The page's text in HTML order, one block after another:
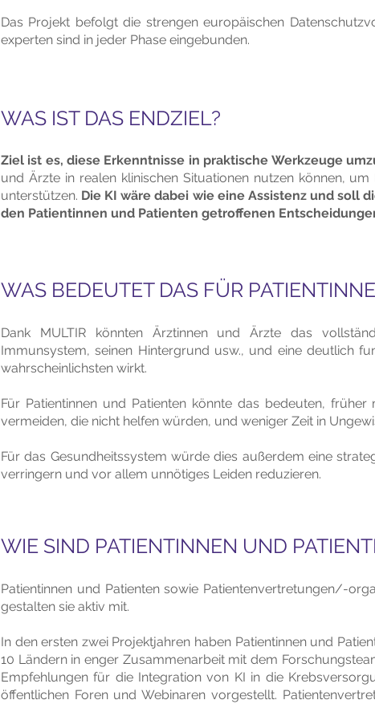
Das Projekt befolgt die strengen europäischen
experten sind in jeder Phase eingebunden.
WAS IST DAS ENDZIEL?
Ziel ist es, diese Erkenntnisse in praktische Werkzeuge
und Ärzte in realen klinischen Situationen nutzen können,
unterstützen. Die KI wäre dabei wie eine Assistenz und soll
den Patientinnen und Patienten getroffenen
WAS BEDEUTET DAS FÜR
Dank MULTIR könnten Ärztinnen und Ärzte das
Immunsystem, seinen Hintergrund usw., und eine deutlich
wahrscheinlichsten wirkt.
Für Patientinnen und Patienten könnte das bedeuten,
vermeiden, die nicht helfen würden, und weniger Zeit in
Für das Gesundheitssystem würde dies außerdem eine
verringern und vor allem unnötiges Leiden reduzieren.
WIE SIND PATIENTINNEN UND
Patientinnen und Patienten sowie Patientenvertretungen/-
gestalten sie aktiv mit.
In den ersten zwei Projektjahren haben Patientinnen und
10 Ländern in enger Zusammenarbeit mit dem
Empfehlungen für die Integration von KI in die
öffentlichen Foren und Webinaren vorgestellt.